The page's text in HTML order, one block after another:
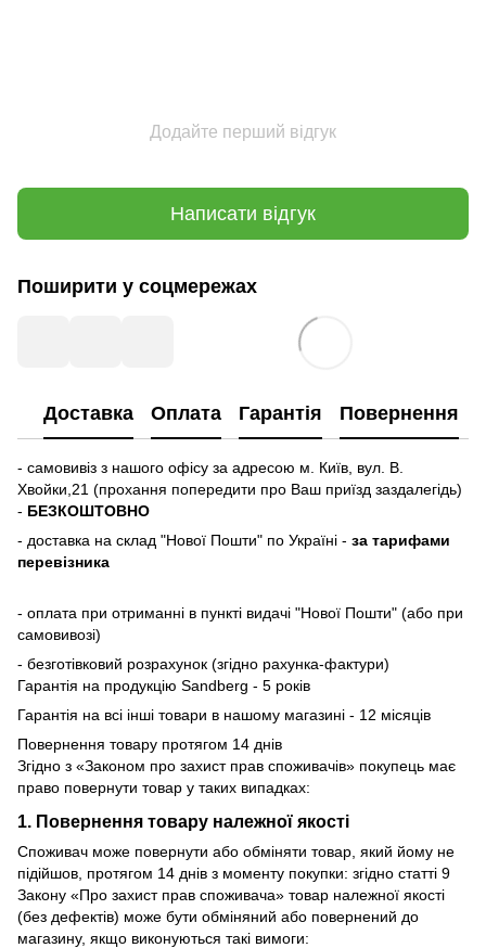
Додайте перший відгук
Написати відгук
Поширити у соцмережах
Доставка Оплата Гарантія Повернення
- самовивіз з нашого офісу за адресою м. Київ, вул. В.
Хвойки,21 (прохання попередити про Ваш приїзд заздалегідь)
- БЕЗКОШТОВНО
- доставка на склад "Нової Пошти" по Україні - за тарифами
перевізника
- оплата при отриманні в пункті видачі "Нової Пошти" (або при
самовивозі)
- безготівковий розрахунок (згідно рахунка-фактури)
Гарантія на продукцію Sandberg - 5 років
Гарантія на всі інші товари в нашому магазині - 12 місяців
Повернення товару протягом 14 днів
Згідно з «Законом про захист прав споживачів» покупець має
право повернути товар у таких випадках:
1. Повернення товару належної якості
Споживач може повернути або обміняти товар, який йому не
підійшов, протягом 14 днів з моменту покупки: згідно статті 9
Закону «Про захист прав споживача» товар належної якості
(без дефектів) може бути обміняний або повернений до
магазину, якщо виконуються такі вимоги: